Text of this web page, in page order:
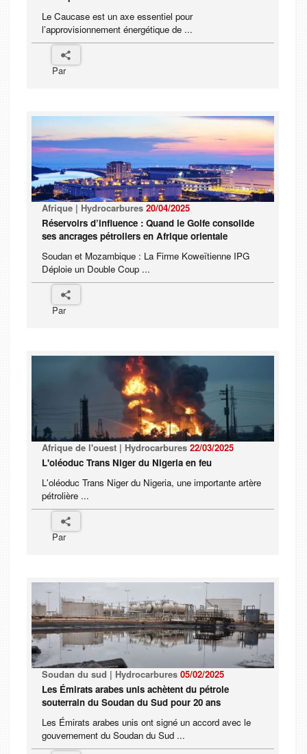
Le Caucase est un axe essentiel pour
l’approvisionnement énergétique de ...
Par
Afrique | Hydrocarbures 20/04/2025
Réservoirs d’influence : Quand le Golfe consolide
ses ancrages pétroliers en Afrique orientale
Soudan et Mozambique : La Firme Koweïtienne IPG
Déploie un Double Coup ...
Par
Afrique de l'ouest | Hydrocarbures 22/03/2025
L'oléoduc Trans Niger du Nigeria en feu
L'oléoduc Trans Niger du Nigeria, une importante artère
pétrolière ...
Par
Soudan du sud | Hydrocarbures 05/02/2025
Les Émirats arabes unis achètent du pétrole
souterrain du Soudan du Sud pour 20 ans
Les Émirats arabes unis ont signé un accord avec le
gouvernement du Soudan du Sud ...